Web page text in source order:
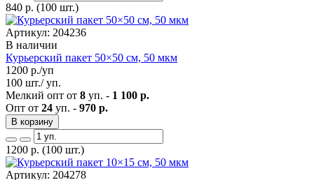
840 р. (100 шт.)
Артикул: 204236
В наличии
Курьерский пакет 50×50 см, 50 мкм
1200 р./уп
100 шт./ уп.
Мелкий опт от 8 уп. - 1 100 р.
Опт от 24 уп. - 970 р.
В корзину
1200 р. (100 шт.)
Артикул: 204278